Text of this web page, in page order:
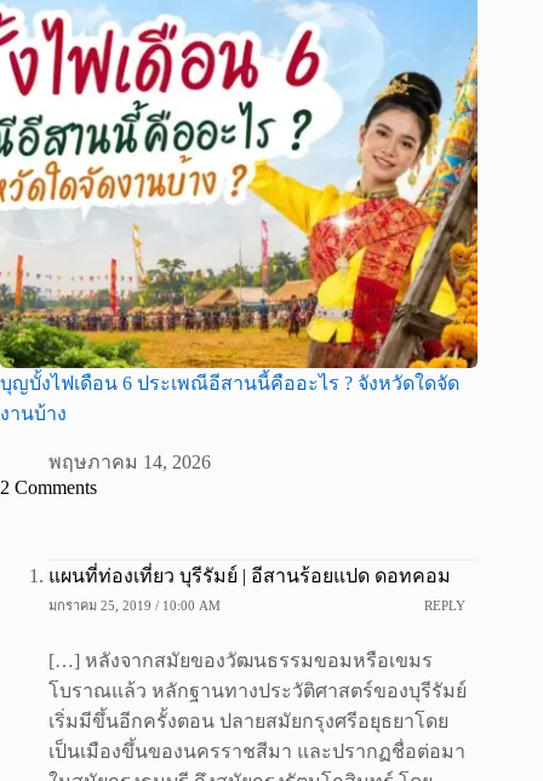
บุญบั้งไฟเดือน 6 ประเพณีอีสานนี้คืออะไร ? จังหวัดใดจัด
งานบ้าง
พฤษภาคม 14, 2026
2 Comments
แผนที่ท่องเที่ยว บุรีรัมย์ | อีสานร้อยแปด ดอทคอม
มกราคม 25, 2019 / 10:00 AM REPLY
[…] หลังจากสมัยของวัฒนธรรมขอมหรือเขมร
โบราณแล้ว หลักฐานทางประวัติศาสตร์ของบุรีรัมย์
เริ่มมีขึ้นอีกครั้งตอน ปลายสมัยกรุงศรีอยุธยาโดย
เป็นเมืองขึ้นของนครราชสีมา และปรากฏชื่อต่อมา